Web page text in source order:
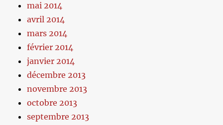
mai 2014
avril 2014
mars 2014
février 2014
janvier 2014
décembre 2013
novembre 2013
octobre 2013
septembre 2013